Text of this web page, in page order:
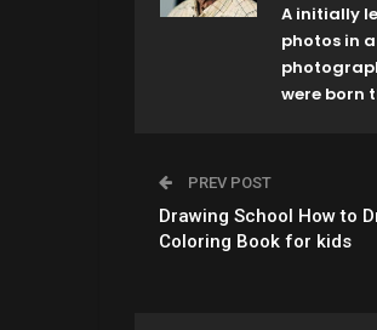
A initially
photos in
were born
PREV POST
Drawing School How to
Coloring Book for kids